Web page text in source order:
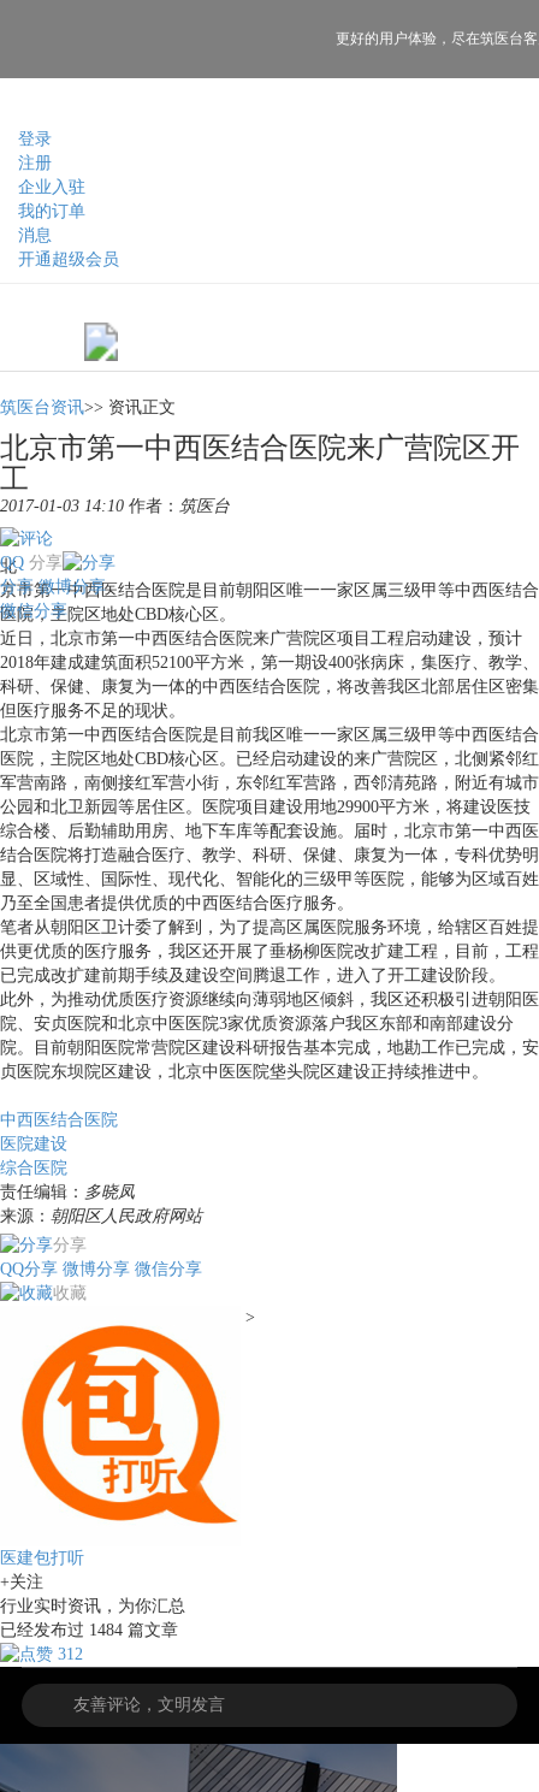
登录
注册
企业入驻
我的订单
消息
开通超级会员
更好的用户体验， 尽在筑医台
筑医台资讯>> 资讯正文
北京市第一中西医结合医院来广营院区开
工
2017-01-03 14:10 作者： 筑医台
分享
QQ
分享 微博分享
微信分享
北
京市第一中西医结合医院是目前朝阳区唯一一家区属三级甲等中西医结合
医院，主院区地处CBD核心区。
近日，北京市第一中西医结合医院来广营院区项目工程启动建设，预计
2018年建成建筑面积52100平方米，第一期设400张病床，集医疗、教学、
科研、保健、康复为一体的中西医结合医院，将改善我区北部居住区密集
但医疗服务不足的现状。
北京市第一中西医结合医院是目前我区唯一一家区属三级甲等中西医结合
医院，主院区地处CBD核心区。已经启动建设的来广营院区，北侧紧邻红
军营南路，南侧接红军营小街，东邻红军营路，西邻清苑路，附近有城市
公园和北卫新园等居住区。医院项目建设用地29900平方米，将建设医技
综合楼、后勤辅助用房、地下车库等配套设施。届时，北京市第一中西医
结合医院将打造融合医疗、教学、科研、保健、康复为一体，专科优势明
显、区域性、国际性、现代化、智能化的三级甲等医院，能够为区域百姓
乃至全国患者提供优质的中西医结合医疗服务。
笔者从朝阳区卫计委了解到，为了提高区属医院服务环境，给辖区百姓提
供更优质的医疗服务，我区还开展了垂杨柳医院改扩建工程，目前，工程
已完成改扩建前期手续及建设空间腾退工作，进入了开工建设阶段。
此外，为推动优质医疗资源继续向薄弱地区倾斜，我区还积极引进朝阳医
院、安贞医院和北京中医医院3家优质资源落户我区东部和南部建设分
院。目前朝阳医院常营院区建设科研报告基本完成，地勘工作已完成，安
贞医院东坝院区建设，北京中医医院垡头院区建设正持续推进中。
中西医结合医院
医院建设
综合医院
责任编辑： 多晓凤
来源： 朝阳区人民政府网站
分享
QQ分享 微博分享 微信分享
收藏
>
医建包打听
+关注
行业实时资讯，为你汇总
已经发布过 1484 篇文章
312